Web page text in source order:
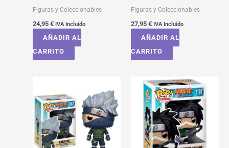
Figuras y Coleccionables
24,95 € IVA Incluído
AÑADIR AL
CARRITO
Figuras y Coleccionables
27,95 € IVA Incluído
AÑADIR AL
CARRITO